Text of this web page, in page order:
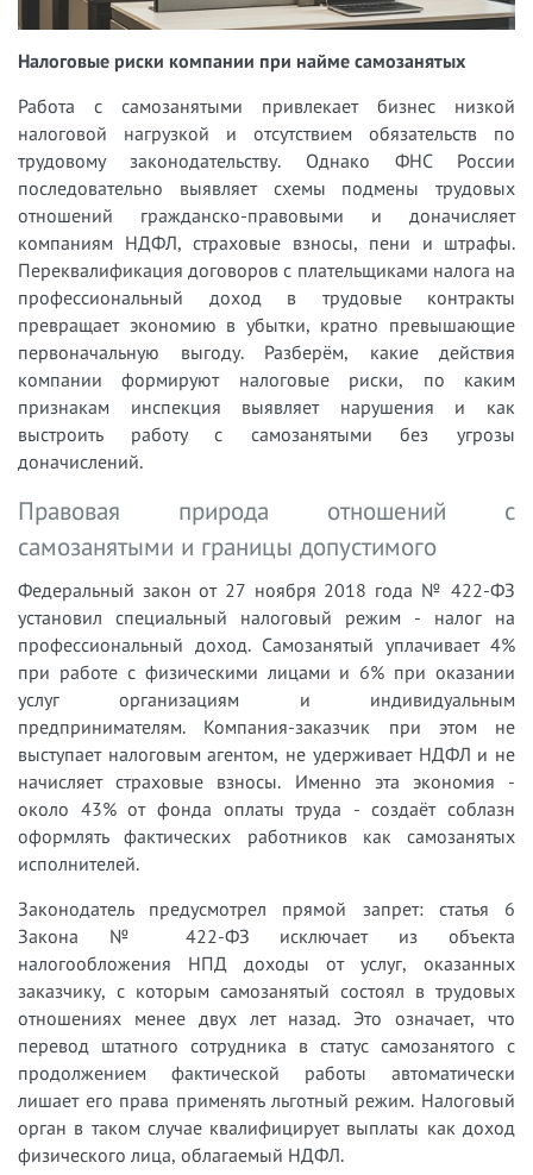
Налоговые риски компании при найме самозанятых
Работа с самозанятыми привлекает бизнес низкой
налоговой нагрузкой и отсутствием обязательств по
трудовому законодательству. Однако ФНС России
последовательно выявляет схемы подмены трудовых
отношений гражданско-правовыми и доначисляет
компаниям НДФЛ, страховые взносы, пени и штрафы.
Переквалификация договоров с плательщиками налога на
профессиональный доход в трудовые контракты
превращает экономию в убытки, кратно превышающие
первоначальную выгоду. Разберём, какие действия
компании формируют налоговые риски, по каким
признакам инспекция выявляет нарушения и как
выстроить работу с самозанятыми без угрозы
доначислений.
Правовая природа отношений с
самозанятыми и границы допустимого
Федеральный закон от 27 ноября 2018 года № 422-ФЗ
установил специальный налоговый режим - налог на
профессиональный доход. Самозанятый уплачивает 4%
при работе с физическими лицами и 6% при оказании
услуг организациям и индивидуальным
предпринимателям. Компания-заказчик при этом не
выступает налоговым агентом, не удерживает НДФЛ и не
начисляет страховые взносы. Именно эта экономия -
около 43% от фонда оплаты труда - создаёт соблазн
оформлять фактических работников как самозанятых
исполнителей.
Законодатель предусмотрел прямой запрет: статья 6
Закона № 422-ФЗ исключает из объекта
налогообложения НПД доходы от услуг, оказанных
заказчику, с которым самозанятый состоял в трудовых
отношениях менее двух лет назад. Это означает, что
перевод штатного сотрудника в статус самозанятого с
продолжением фактической работы автоматически
лишает его права применять льготный режим. Налоговый
орган в таком случае квалифицирует выплаты как доход
физического лица, облагаемый НДФЛ.